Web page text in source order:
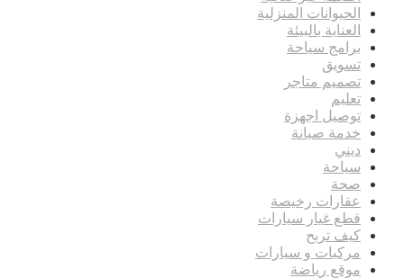
الحيوانات المنزلية
العناية بالبيئة
برامج سياحة
تسويق
تصميم متاجر
تعليم
توصيل اجهزة
خدمة صيانة
ديني
سياحة
صحة
عقارات رخيصة
قطع غيار سيارات
كيف تربح
مركبات و سيارات
موقع رياضة